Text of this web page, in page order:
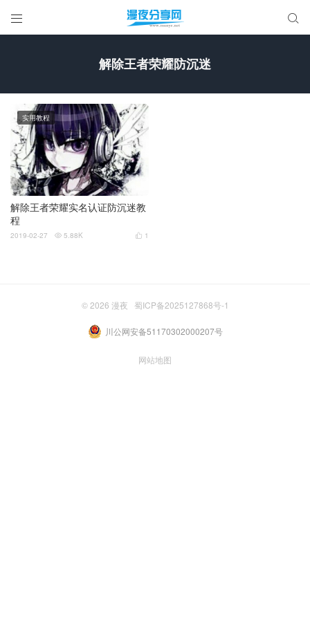
 
解除王者荣耀防沉迷
解除王者荣耀实名认证防沉迷教
程
实用教程
 1
2019-02-27  5.88K
© 2026 漫夜 蜀ICP备2025127868号-1
川公网安备51170302000207号
网站地图